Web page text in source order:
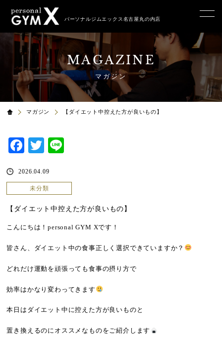
パーソナルジムエックス名古屋丸の内店
MAGAZINE
マガジン
マガジン 【ダイエット中控えた方が良いもの】
Facebook
Twitter
2026.04.09
未分類
【ダイエット中控えた方が良いもの】
こんにちは！personal GYM Xです！
皆さん、ダイエット中の食事正しく選択できていますか？
どれだけ運動を頑張っても食事の摂り方で
効率はかなり変わってきます
本日はダイエット中に控えた方が良いものと
置き換えるのにオススメなものをご紹介します